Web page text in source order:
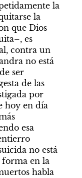
la
la
que Dios
es
contra un
no está
ser
de las
por
hoy en día
esa
no está
forma en la
habla